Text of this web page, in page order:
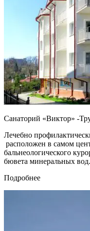
Санаторий «Виктор» -
Лечебно
расположен в самом
бальнеологического
бювета минеральных
Подробнее